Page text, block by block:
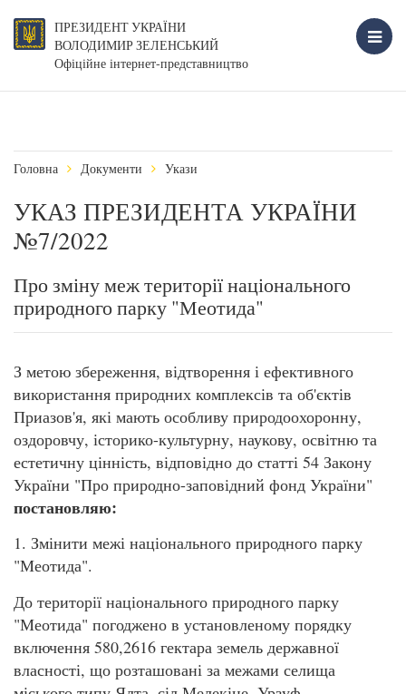
ПРЕЗИДЕНТ УКРАЇНИ
ВОЛОДИМИР ЗЕЛЕНСЬКИЙ
Офіційне інтернет-представництво
Головна Документи Укази
УКАЗ ПРЕЗИДЕНТА УКРАЇНИ
№7/2022
Про зміну меж території національного
природного парку "Меотида"
З метою збереження, відтворення і ефективного
використання природних комплексів та об'єктів
Приазов'я, які мають особливу природоохоронну,
оздоровчу, історико-культурну, наукову, освітню та
естетичну цінність, відповідно до статті 54 Закону
України "Про природно-заповідний фонд України"
постановляю:
1. Змінити межі національного природного парку
"Меотида".
До території національного природного парку
"Меотида" погоджено в установленому порядку
включення 580,2616 гектара земель державної
власності, що розташовані за межами селища